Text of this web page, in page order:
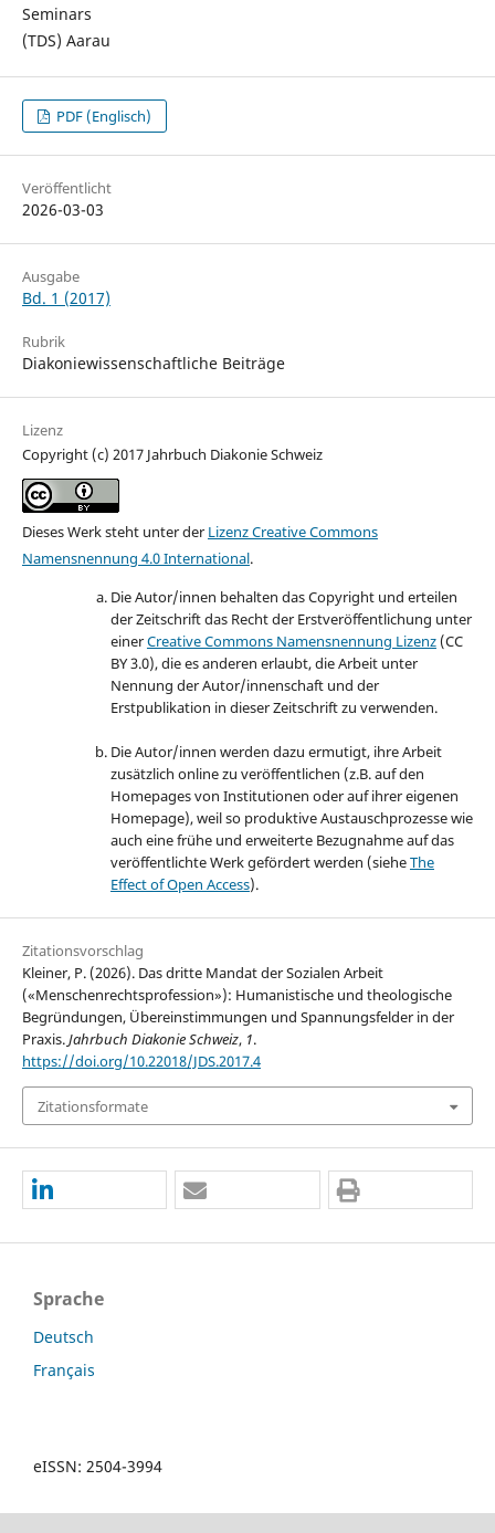
Seminars
(TDS) Aarau
PDF (Englisch)
Veröffentlicht
2026-03-03
Ausgabe
Bd. 1 (2017)
Rubrik
Diakoniewissenschaftliche Beiträge
Lizenz
Copyright (c) 2017 Jahrbuch Diakonie Schweiz
Dieses Werk steht unter der Lizenz Creative Commons
Namensnennung 4.0 International.
Die Autor/innen behalten das Copyright und erteilen
der Zeitschrift das Recht der Erstveröffentlichung unter
einerCreative Commons Namensnennung Lizenz(CC
BY 3.0), die es anderen erlaubt, die Arbeit unter
Nennung der Autor/innenschaft und der
Erstpublikation in dieser Zeitschrift zu verwenden.
Die Autor/innen werden dazu ermutigt, ihre Arbeit
zusätzlich online zu veröffentlichen (z.B. auf den
Homepages von Institutionen oder auf ihrer eigenen
Homepage), weil so produktive Austauschprozesse wie
auch eine frühe und erweiterte Bezugnahme auf das
veröffentlichte Werk gefördert werden (sieheThe
Effect of Open Access).
Zitationsvorschlag
Kleiner, P. (2026). Das dritte Mandat der Sozialen Arbeit
(«Menschenrechtsprofession»): Humanistische und theologische
Begründungen, Übereinstimmungen und Spannungsfelder in der
Praxis.Jahrbuch Diakonie Schweiz, 1.
https://doi.org/10.22018/JDS.2017.4
Zitationsformate
Sprache
Deutsch
Français
eISSN: 2504-3994